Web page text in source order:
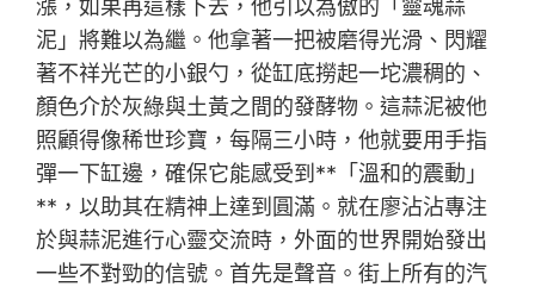
漲，如果再這樣下去，他引以為傲的「靈魂蒜
泥」將難以為繼。他拿著一把被磨得光滑、閃耀
著不祥光芒的小銀勺，從缸底撈起一坨濃稠的、
顏色介於灰綠與土黃之間的發酵物。這蒜泥被他
照顧得像稀世珍寶，每隔三小時，他就要用手指
彈一下缸邊，確保它能感受到**「溫和的震動」
**，以助其在精神上達到圓滿。就在廖沾沾專注
於與蒜泥進行心靈交流時，外面的世界開始發出
一些不對勁的信號。首先是聲音。街上所有的汽